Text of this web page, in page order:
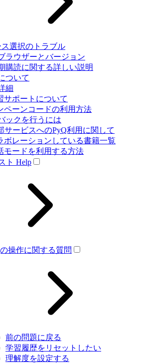
ス選択のトラブル
ラウザーとバージョン
購読に関する詳しい説明
ついて
細
サポートについて
ペーンコードの利用方法
ックを行うには
サービスへのPyQ利用に関して
ボレーションしている書籍一覧
モードを利用する方法
ト Help
操作に関する質問
前の問題に戻る
学習履歴をリセットしたい
理解度を設定する